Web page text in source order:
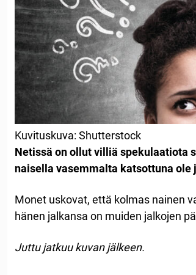
Kuvituskuva: Shutterstock
Netissä on ollut villiä spekulaatiota
naisella vasemmalta katsottuna ole
Monet uskovat, että kolmas nainen
hänen jalkansa on muiden jalkojen
Juttu jatkuu kuvan jälkeen.